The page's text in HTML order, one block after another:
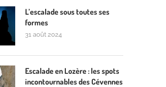
L’escalade sous toutes ses
formes
31 août 2024
Escalade en Lozère : les spots
incontournables des Cévennes